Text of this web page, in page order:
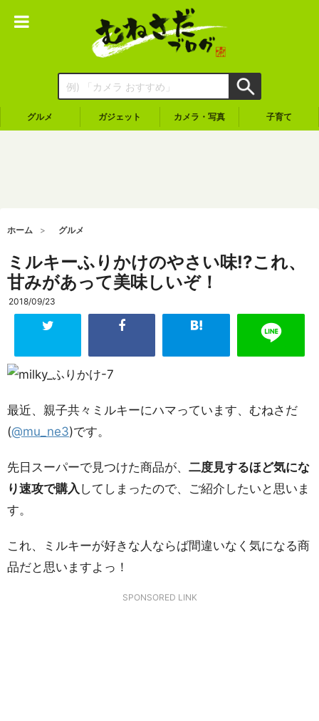
グルメ ガジェット カメラ・写真 子育て
ホーム グルメ
ミルキーふりかけのやさい味!?これ、
甘みがあって美味しいぞ！
2018/09/23
最近、親子共々ミルキーにハマっています、むねさだ
(@mu_ne3)です。
先日スーパーで見つけた商品が、 二度見するほど気にな
り速攻で購入 してしまったので、ご紹介したいと思いま
す。
これ、ミルキーが好きな人ならば間違いなく気になる商
品だと思いますよっ！
SPONSORED LINK